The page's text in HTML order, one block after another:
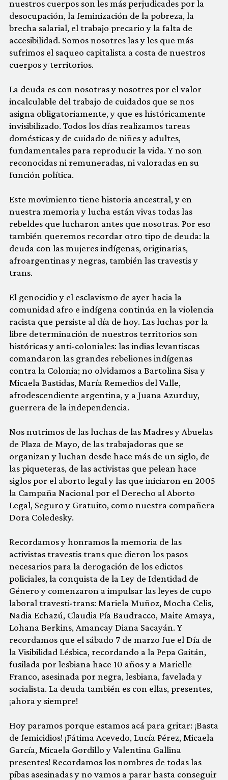
nuestros cuerpos son les más perjudicades por la
desocupación, la feminización de la pobreza, la
brecha salarial, el trabajo precario y la falta de
accesibilidad. Somos nosotres las y les que más
sufrimos el saqueo capitalista a costa de nuestros
cuerpos y territorios.
La deuda es con nosotras y nosotres por el valor
incalculable del trabajo de cuidados que se nos
asigna obligatoriamente, y que es históricamente
invisibilizado. Todos los días realizamos tareas
domésticas y de cuidado de niñes y adultes,
fundamentales para reproducir la vida. Y no son
reconocidas ni remuneradas, ni valoradas en su
función política.
Este movimiento tiene historia ancestral, y en
nuestra memoria y lucha están vivas todas las
rebeldes que lucharon antes que nosotras. Por eso
también queremos recordar otro tipo de deuda: la
deuda con las mujeres indígenas, originarias,
afroargentinas y negras, también las travestis y
trans.
El genocidio y el esclavismo de ayer hacia la
comunidad afro e indígena continúa en la violencia
racista que persiste al día de hoy. Las luchas por la
libre determinación de nuestros territorios son
históricas y anti-coloniales: las indias levantiscas
comandaron las grandes rebeliones indígenas
contra la Colonia; no olvidamos a Bartolina Sisa y
Micaela Bastidas, María Remedios del Valle,
afrodescendiente argentina, y a Juana Azurduy,
guerrera de la independencia.
Nos nutrimos de las luchas de las Madres y Abuelas
de Plaza de Mayo, de las trabajadoras que se
organizan y luchan desde hace más de un siglo, de
las piqueteras, de las activistas que pelean hace
siglos por el aborto legal y las que iniciaron en 2005
la Campaña Nacional por el Derecho al Aborto
Legal, Seguro y Gratuito, como nuestra compañera
Dora Coledesky.
Recordamos y honramos la memoria de las
activistas travestis trans que dieron los pasos
necesarios para la derogación de los edictos
policiales, la conquista de la Ley de Identidad de
Género y comenzaron a impulsar las leyes de cupo
laboral travesti-trans: Mariela Muñoz, Mocha Celis,
Nadia Echazú, Claudia Pía Baudracco, Maite Amaya,
Lohana Berkins, Amancay Diana Sacayán. Y
recordamos que el sábado 7 de marzo fue el Día de
la Visibilidad Lésbica, recordando a la Pepa Gaitán,
fusilada por lesbiana hace 10 años y a Marielle
Franco, asesinada por negra, lesbiana, favelada y
socialista. La deuda también es con ellas, presentes,
¡ahora y siempre!
Hoy paramos porque estamos acá para gritar: ¡Basta
de femicidios! ¡Fátima Acevedo, Lucía Pérez, Micaela
García, Micaela Gordillo y Valentina Gallina
presentes! Recordamos los nombres de todas las
pibas asesinadas y no vamos a parar hasta conseguir